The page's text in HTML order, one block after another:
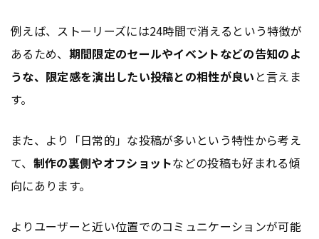
例えば、ストーリーズには24時間で消えるという特徴が
あるため、 期間限定のセールやイベントなどの告知のよ
うな、限定感を演出したい投稿との相性が良い と言えま
す。
また、より「日常的」な投稿が多いという特性から考え
て、 制作の裏側やオフショットなどの投稿も好まれる傾
向にあります。
よりユーザーと近い位置でのコミュニケーションが可能